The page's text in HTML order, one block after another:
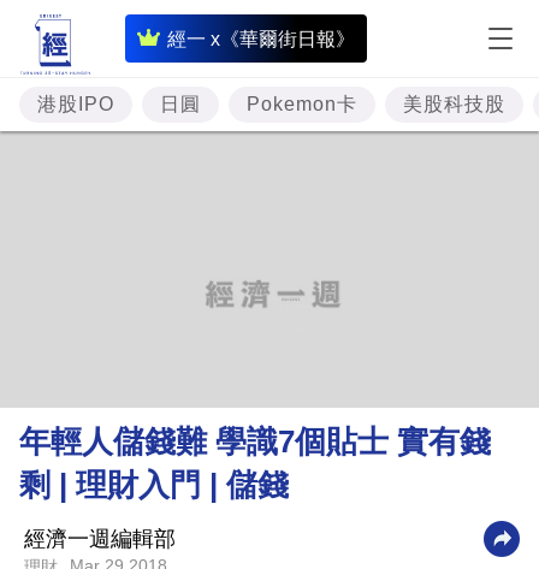
經一 x《華爾街日報》
即
時
財
經
理
財
商
業
港股IPO 日圓 Pokemon卡 美股科技股
年輕人儲錢難 學識7個貼士 實有錢
剩 | 理財入門 | 儲錢
經濟一週編輯部